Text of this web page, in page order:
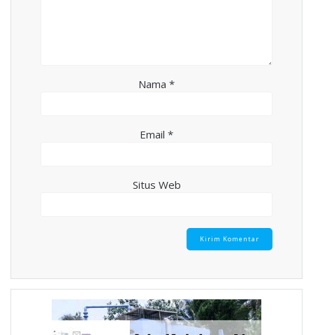
Nama *
Email *
Situs Web